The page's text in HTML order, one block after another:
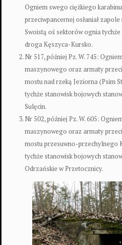
Ogniem swego ciężkiego
przeciwpancernej osłaniał
Swoistą oś sektorów ognia
droga Kęszyca-Kursko.
Nr 517, później Pz. W. 745:
maszynowego oraz armaty
mostu nad rzeką Jeziorna (Psim
tychże stanowisk bojowych
Sulęcin.
Nr 502, później Pz. W. 605:
maszynowego oraz armaty
mostu przesuwno-przechylnego
tychże stanowisk bojowych
Odrzańskie w Przetocznicy.